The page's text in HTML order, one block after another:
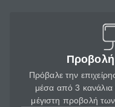
Πρόβαλε την
μέσα από 3 κανάλια
μέγιστη προβολή